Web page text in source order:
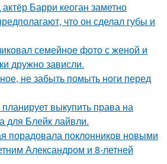
Барри кеоган заметно
что он сделал губы и
семейное фото с женой и
дружно зависли.
не забыть помыть ноги перед
выкупить права на
для Блейк лайвли.
порадовала поклонников новыми
Александром и 8-летней